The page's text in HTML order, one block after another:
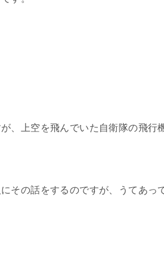
、上空を飛んでいた自衛隊の飛行
その話をするのですが、うてあっ